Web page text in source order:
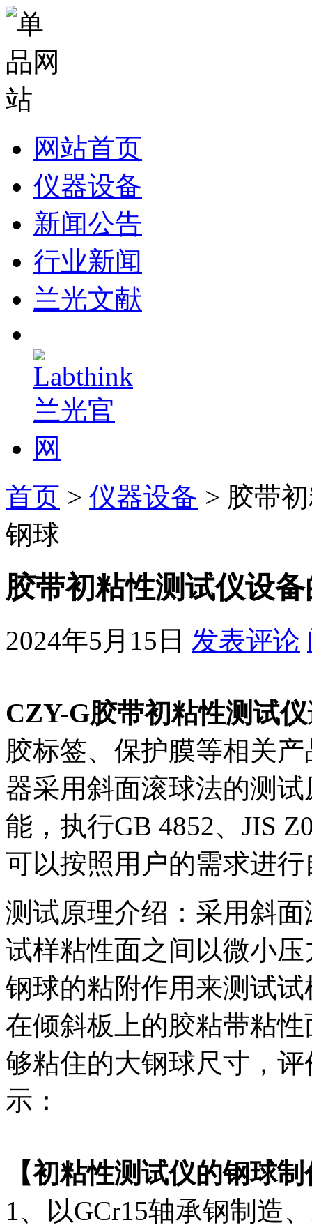
网站首页
仪器设备
新闻公告
行业新闻
兰光文献
首页 > 仪器设备 > 胶带
钢球
胶带初粘性测试仪设
2024年5月15日 发表评论
CZY-G胶带初粘性测试仪
胶标签、保护膜等相关
器采用斜面滚球法的测
能，执行GB 4852、JIS
可以按照用户的需求进
测试原理介绍：采用斜
试样粘性面之间以微小
钢球的粘附作用来测试
在倾斜板上的胶粘带粘
够粘住的大钢球尺寸，
示：
【初粘性测试仪的钢球
1、以GCr15轴承钢制造